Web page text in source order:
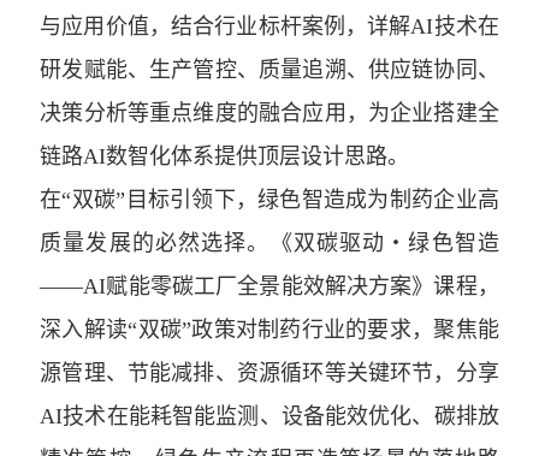
与应用价值，结合行业标杆案例，详解AI技术在
研发赋能、生产管控、质量追溯、供应链协同、
决策分析等重点维度的融合应用，为企业搭建全
链路AI数智化体系提供顶层设计思路。
在“双碳”目标引领下，绿色智造成为制药企业高
质量发展的必然选择。《双碳驱动・绿色智造
——AI赋能零碳工厂全景能效解决方案》课程，
深入解读“双碳”政策对制药行业的要求，聚焦能
源管理、节能减排、资源循环等关键环节，分享
AI技术在能耗智能监测、设备能效优化、碳排放